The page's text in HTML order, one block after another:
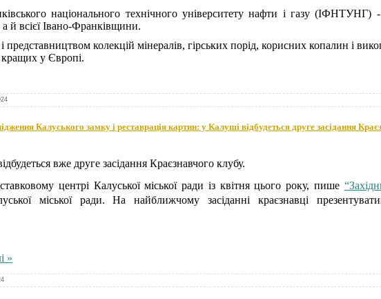
національного технічного університету нафти і газу (ІФНТУНГ)
а й всієї Івано-Франківщини.
представництвом колекцій мінералів, гірських порід, корисних копалин і
у Європі.
Калуського замку і реставрація картин: у Калуші відбудеться друге засідання
вже друге засідання Краєзнавчого клубу.
центрі Калуської міської ради із квітня цього року, пише
міської ради. На найближчому засіданні краєзнавці
»